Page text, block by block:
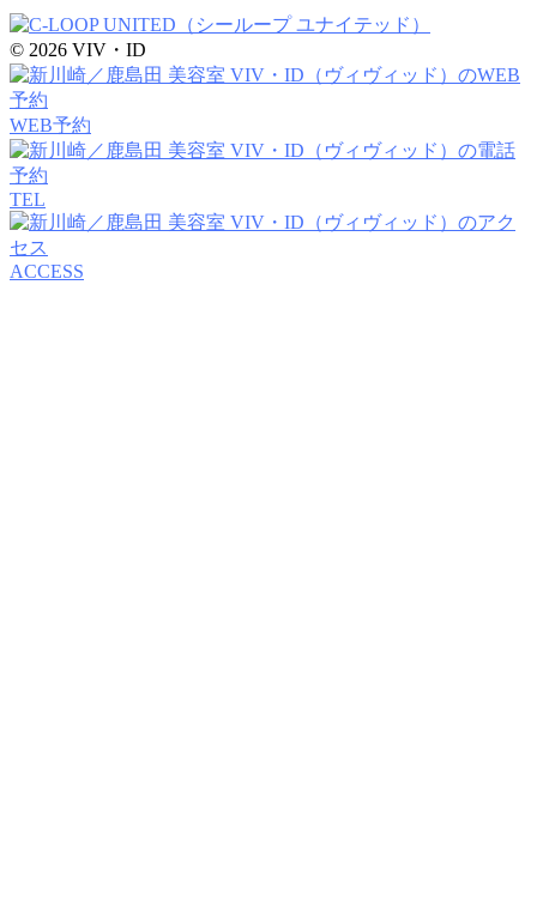
© 2026 VIV・ID
WEB予約
TEL
ACCESS